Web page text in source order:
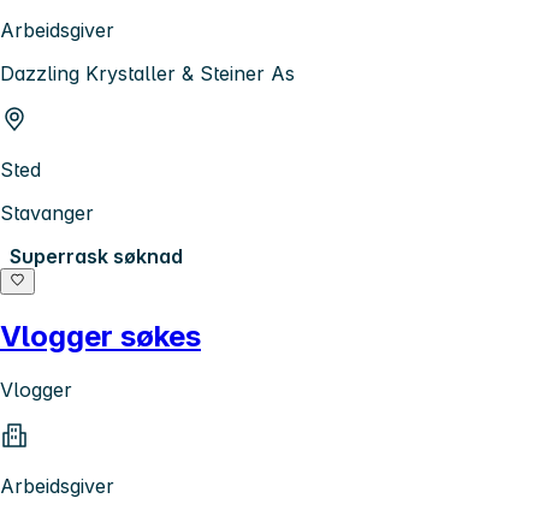
Arbeidsgiver
Dazzling Krystaller & Steiner As
Sted
Stavanger
Superrask søknad
Vlogger søkes
Vlogger
Arbeidsgiver